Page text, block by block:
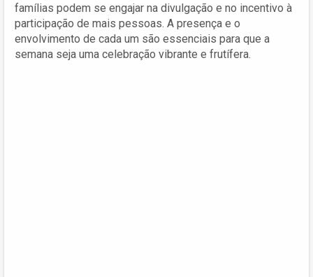
famílias podem se engajar na divulgação e no incentivo à
participação de mais pessoas. A presença e o
envolvimento de cada um são essenciais para que a
semana seja uma celebração vibrante e frutífera.